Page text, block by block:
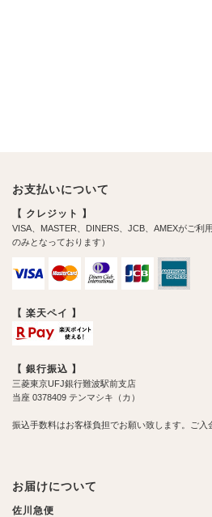
お支払いについて
【 クレジット 】
VISA、MASTER、DINERS、JCB、AMEXがご利
のみとなっております）
【 楽天ペイ 】
【 銀行振込 】
三菱東京UFJ銀行難波駅前支店
当座 0378409 テンマシキ（カ）
振込手数料はお客様負担でお願い致します。ご入
お届けについて
佐川急便